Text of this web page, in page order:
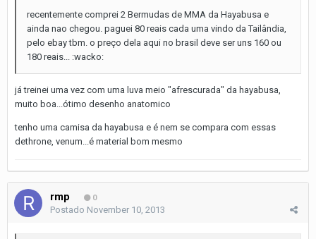
recentemente comprei 2 Bermudas de MMA da Hayabusa e
ainda nao chegou. paguei 80 reais cada uma vindo da Tailândia,
pelo ebay tbm. o preço dela aqui no brasil deve ser uns 160 ou
180 reais... :wacko:
já treinei uma vez com uma luva meio "afrescurada" da hayabusa,
muito boa...ótimo desenho anatomico
tenho uma camisa da hayabusa e é nem se compara com essas
dethrone, venum...é material bom mesmo
rmp 0
Postado November 10, 2013